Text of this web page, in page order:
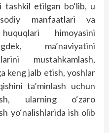
tashkil etilgan bo‘lib, u
manfaatlari va
himoyasini
ma’naviyatini
mustahkamlash,
keng jalb etish, yoshlar
ta’minlash uchun
ularning o‘zaro
yo‘nalishlarida ish olib